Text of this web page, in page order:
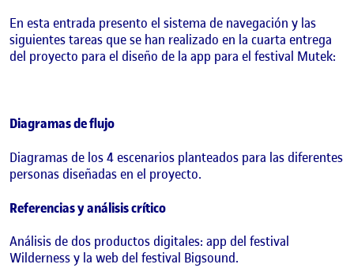
En esta entrada presento el sistema de navegación y las
siguientes tareas que se han realizado en la cuarta entrega
del proyecto para el diseño de la app para el festival Mutek:
Diagramas de flujo
Diagramas de los 4 escenarios planteados para las diferentes
personas diseñadas en el proyecto.
Referencias y análisis crítico
Análisis de dos productos digitales: app del festival
Wilderness y la web del festival Bigsound.